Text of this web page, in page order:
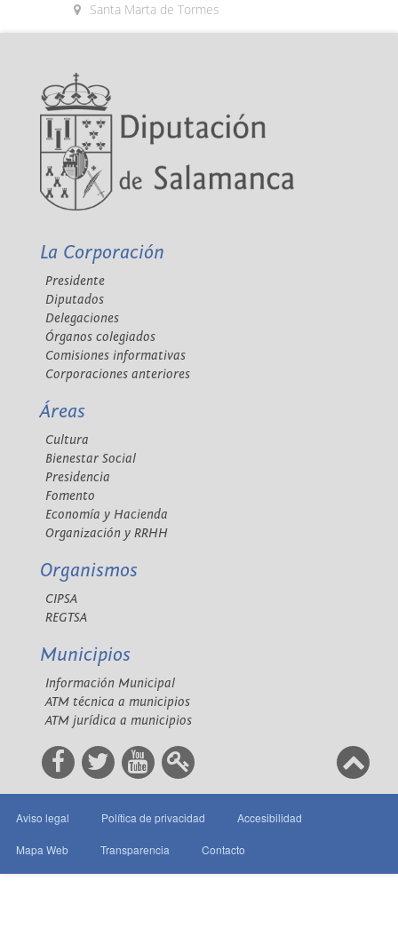
Santa Marta de Tormes
La Corporación
Presidente
Diputados
Delegaciones
Órganos colegiados
Comisiones informativas
Corporaciones anteriores
Áreas
Cultura
Bienestar Social
Presidencia
Fomento
Economía y Hacienda
Organización y RRHH
Organismos
CIPSA
REGTSA
Municipios
Información Municipal
ATM técnica a municipios
ATM jurídica a municipios
Aviso legal Política de privacidad Accesibilidad
Mapa Web Transparencia Contacto